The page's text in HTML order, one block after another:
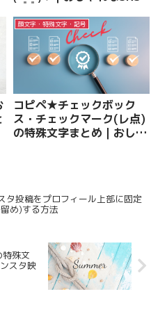
顔文字・特殊文字・記号
コピペ★チェックボック
ス・チェックマーク(レ点)
の特殊文字まとめ｜おしゃ
タ投稿をプロフィール上部に固定
め)する方法
殊文
スタ映